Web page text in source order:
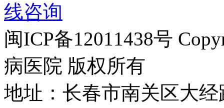
线咨询
闽ICP备12011438号
病医院 版权所有
地址：长春市南关区大